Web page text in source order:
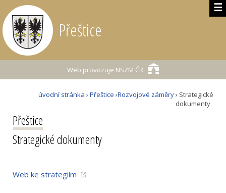
☰
Přeštice
Web provozuje NSZM ČR
úvodní stránka › Přeštice ›Rozvojové záměry› Strategické
dokumenty
Přeštice
Strategické dokumenty
Web ke strategiím